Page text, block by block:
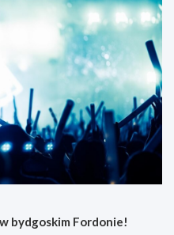
bydgoskim Fordonie!